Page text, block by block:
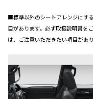
■標準以外のシートアレンジにす
目があります。必ず取扱説明書
は、ご注意いただきたい項目があ